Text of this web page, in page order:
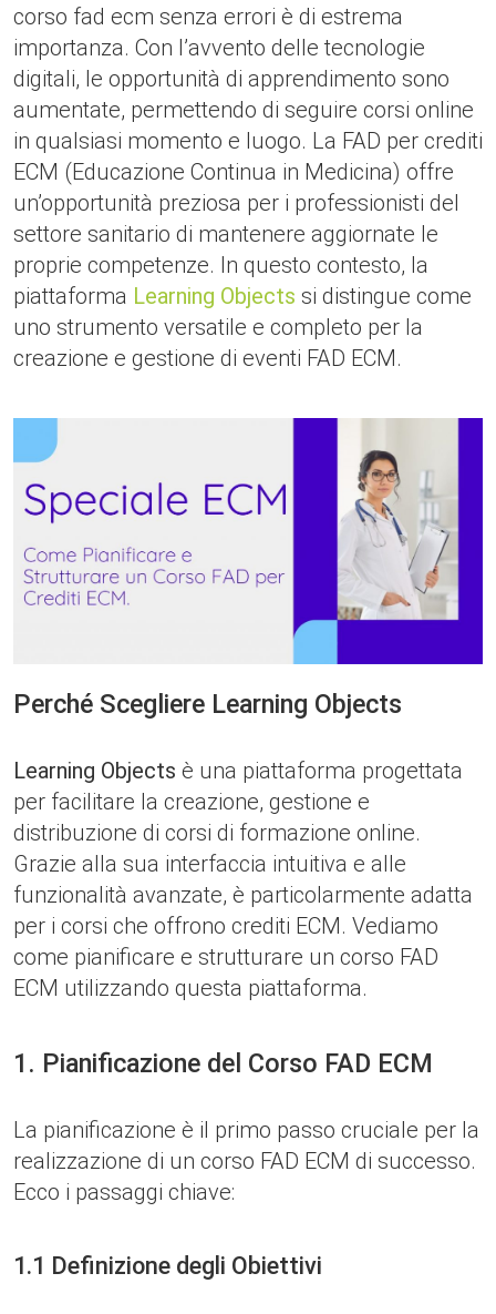
corso fad ecm senza errori è di estrema
importanza. Con l’avvento delle tecnologie
digitali, le opportunità di apprendimento sono
aumentate, permettendo di seguire corsi online
in qualsiasi momento e luogo. La FAD per crediti
ECM (Educazione Continua in Medicina) offre
un’opportunità preziosa per i professionisti del
settore sanitario di mantenere aggiornate le
proprie competenze. In questo contesto, la
piattaforma Learning Objects si distingue come
uno strumento versatile e completo per la
creazione e gestione di eventi FAD ECM.
Perché Scegliere Learning Objects
Learning Objects è una piattaforma progettata
per facilitare la creazione, gestione e
distribuzione di corsi di formazione online.
Grazie alla sua interfaccia intuitiva e alle
funzionalità avanzate, è particolarmente adatta
per i corsi che offrono crediti ECM. Vediamo
come pianificare e strutturare un corso FAD
ECM utilizzando questa piattaforma.
1. Pianificazione del Corso FAD ECM
La pianificazione è il primo passo cruciale per la
realizzazione di un corso FAD ECM di successo.
Ecco i passaggi chiave:
1.1 Definizione degli Obiettivi